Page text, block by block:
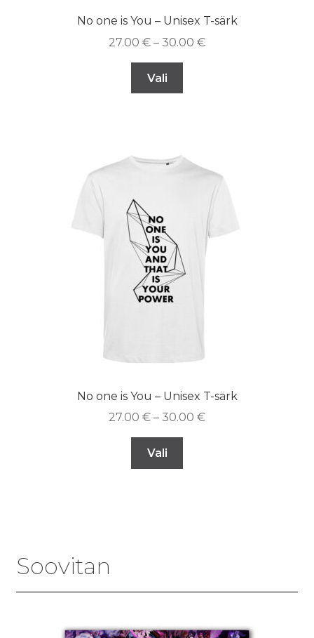
No one is You – Unisex T-särk
27.00 € – 30.00 €
Vali
No one is You – Unisex T-särk
27.00 € – 30.00 €
Vali
Soovitan